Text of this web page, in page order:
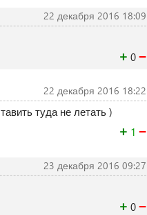
22 декабря 2016 18:09
+ 0 −
22 декабря 2016 18:22
туда не летать )
+ 1 −
23 декабря 2016 09:27
+ 0 −